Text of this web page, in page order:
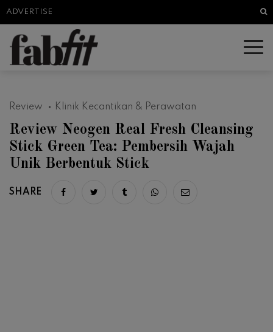
ADVERTISE
Review Klinik Kecantikan & Perawatan
Review Neogen Real Fresh Cleansing
Stick Green Tea: Pembersih Wajah
Unik Berbentuk Stick
SHARE Share on facebook
Share on twitter
Share on tumblr
Share via whatsapp
Share via email